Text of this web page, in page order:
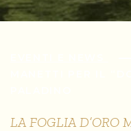
LA FOGLIA D’ORO